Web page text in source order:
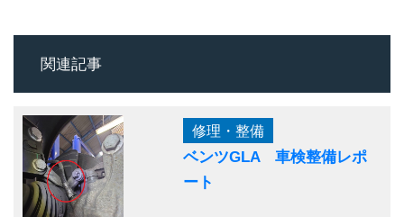
関連記事
修理・整備
ベンツGLA 車検整備レポ
ート